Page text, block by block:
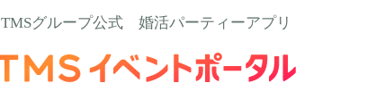
TMSグループ公式 婚活パーティーアプリ